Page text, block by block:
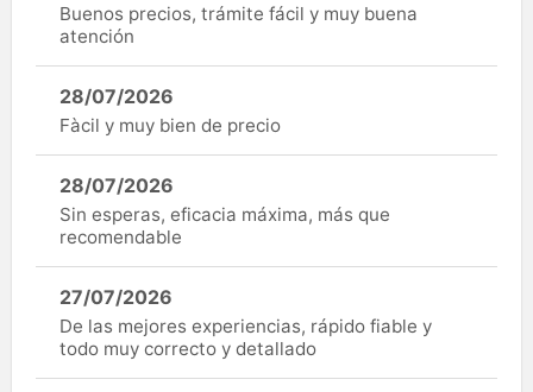
Buenos precios, trámite fácil y muy buena
atención
28/07/2026
Fàcil y muy bien de precio
28/07/2026
Sin esperas, eficacia máxima, más que
recomendable
27/07/2026
De las mejores experiencias, rápido fiable y
todo muy correcto y detallado